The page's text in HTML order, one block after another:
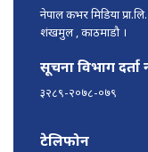
नेपाल कभर मिडिया
शंखमुल , काठमाडौ ।
सूचना विभाग दर्ता
३२८९-२०७८-०७९
टेलिफोन